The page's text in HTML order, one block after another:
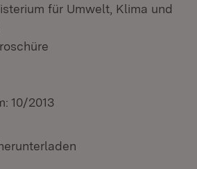
für Umwelt, Klima und
10/2013